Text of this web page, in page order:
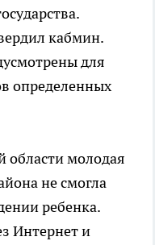
кабмин.
для
определенных
области молодая
не смогла
ребенка.
Интернет и